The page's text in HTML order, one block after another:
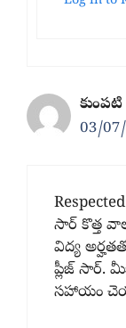
03/
సార్ కొత్త
విద్య
ప్లీజ్ సార్.
సహాయం